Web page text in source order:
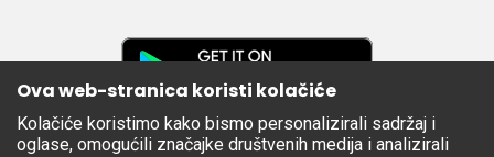
Apple
Ova web-stranica koristi kolačiće
Kolačiće koristimo kako bismo personalizirali sadržaj i
oglase, omogućili značajke društvenih medija i analizirali